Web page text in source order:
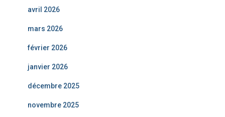
avril 2026
mars 2026
février 2026
janvier 2026
décembre 2025
novembre 2025